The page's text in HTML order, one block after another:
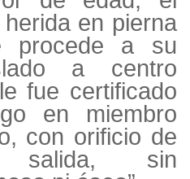
en pierna
procede a su
a centro
fue certificado
en miembro
con orificio de
sin